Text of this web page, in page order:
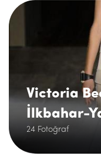
Victoria
İlkbahar-
24 Fotoğraf